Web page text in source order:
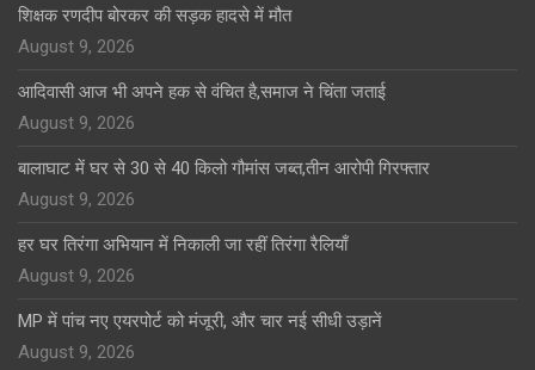
शिक्षक रणदीप बोरकर की सड़क हादसे में मौत
August 9, 2026
आदिवासी आज भी अपने हक से वंचित है,समाज ने चिंता जताई
August 9, 2026
बालाघाट में घर से 30 से 40 किलो गौमांस जब्त,तीन आरोपी गिरफ्तार
August 9, 2026
हर घर तिरंगा अभियान में निकाली जा रहीं तिरंगा रैलियाँ
August 9, 2026
MP में पांच नए एयरपोर्ट को मंजूरी, और चार नई सीधी उड़ानें
August 9, 2026